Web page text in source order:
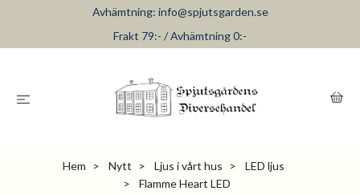
Avhämtning: info@spjutsgarden.se
Frakt 79:- / Avhämtning 0:-
Hem Nytt Ljus i vårt hus
LED ljus
Flamme Heart LED